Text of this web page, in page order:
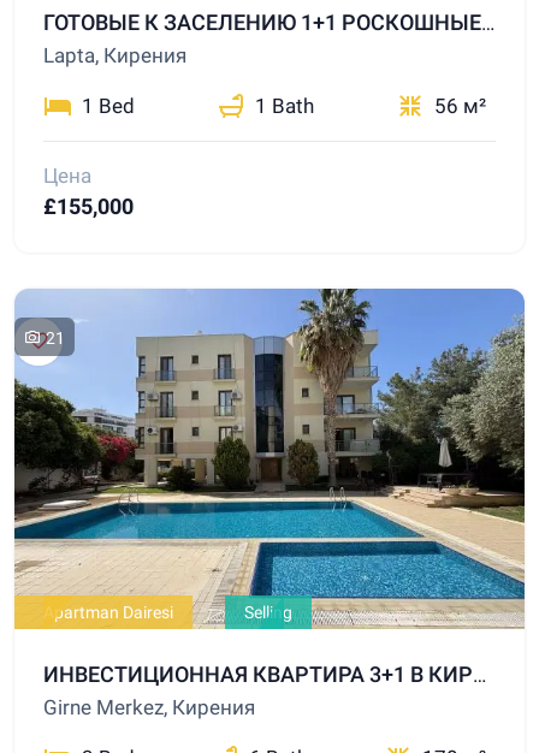
ГОТОВЫЕ К ЗАСЕЛЕНИЮ 1+1 РОСКОШНЫЕ КВАРТИРЫ НА ПРОДАЖУ В РАЙОНЕ ГИРНЕ ЛАПТА
Lapta, Кирения
1 Bed 1 Bath 56 м²
Цена
£155,000
21
Apartman Dairesi Selling
ИНВЕСТИЦИОННАЯ КВАРТИРА 3+1 В КИРЕНИИ С БАССЕЙНОМ
Girne Merkez, Кирения